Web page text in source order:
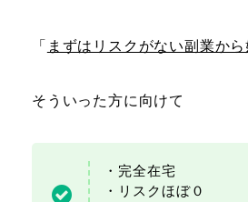
「 まずはリスクがない副業か
そういった方に向けて
・完全在宅
・リスクほぼ０